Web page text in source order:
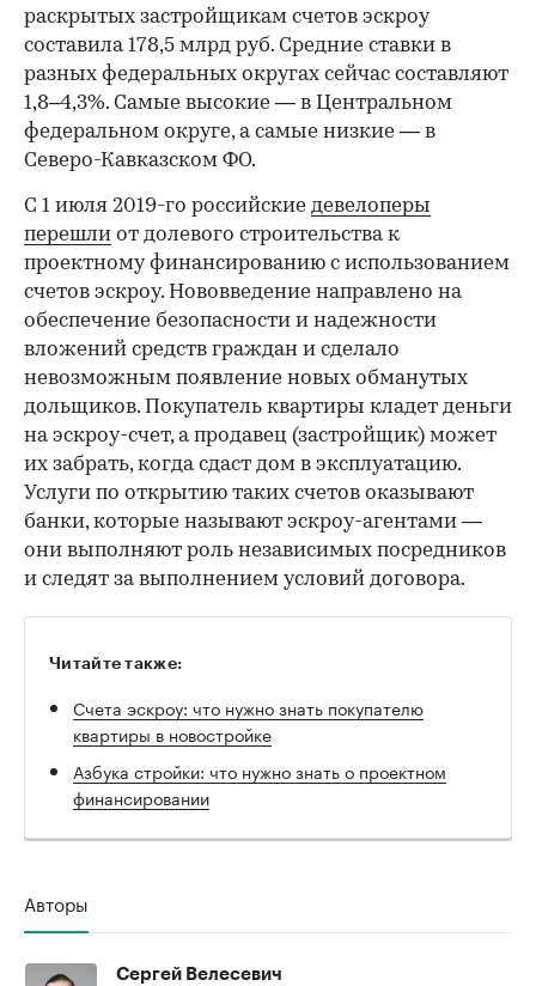
раскрытых застройщикам счетов эскроу
составила 178,5 млрд руб. Средние ставки в
разных федеральных округах сейчас составляют
1,8–4,3%. Самые высокие — в Центральном
федеральном округе, а самые низкие — в
Северо-Кавказском ФО.
С 1 июля 2019-го российские девелоперы
перешли от долевого строительства к
проектному финансированию с использованием
счетов эскроу. Нововведение направлено на
обеспечение безопасности и надежности
вложений средств граждан и сделало
невозможным появление новых обманутых
дольщиков. Покупатель квартиры кладет деньги
на эскроу-счет, а продавец (застройщик) может
их забрать, когда сдаст дом в эксплуатацию.
Услуги по открытию таких счетов оказывают
банки, которые называют эскроу-агентами —
они выполняют роль независимых посредников
и следят за выполнением условий договора.
Читайте также:
Счета эскроу: что нужно знать покупателю
квартиры в новостройке
Азбука стройки: что нужно знать о проектном
финансировании
Авторы
Сергей Велесевич